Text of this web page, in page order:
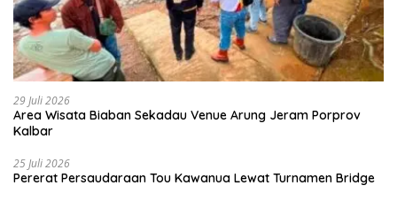
29 Juli 2026
Area Wisata Biaban Sekadau Venue Arung Jeram Porprov
Kalbar
25 Juli 2026
Pererat Persaudaraan Tou Kawanua Lewat Turnamen Bridge